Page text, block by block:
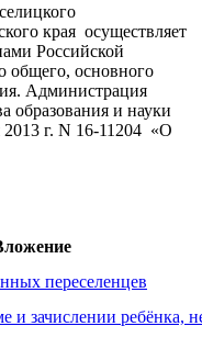
края осуществляет
Российской
общего, основного
Администрация
образования и науки
2013 г. N 16-11204 «О
переселенцев
и зачислении ребёнка,